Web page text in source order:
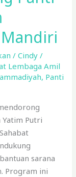
/Cindy/
Lembaga Amil
, Panti
Putri
sarana
Program ini